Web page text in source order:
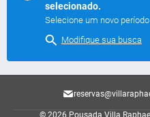
selecionado.
Selecione um novo
Modifique sua busca
© 2026 Pousada Villa